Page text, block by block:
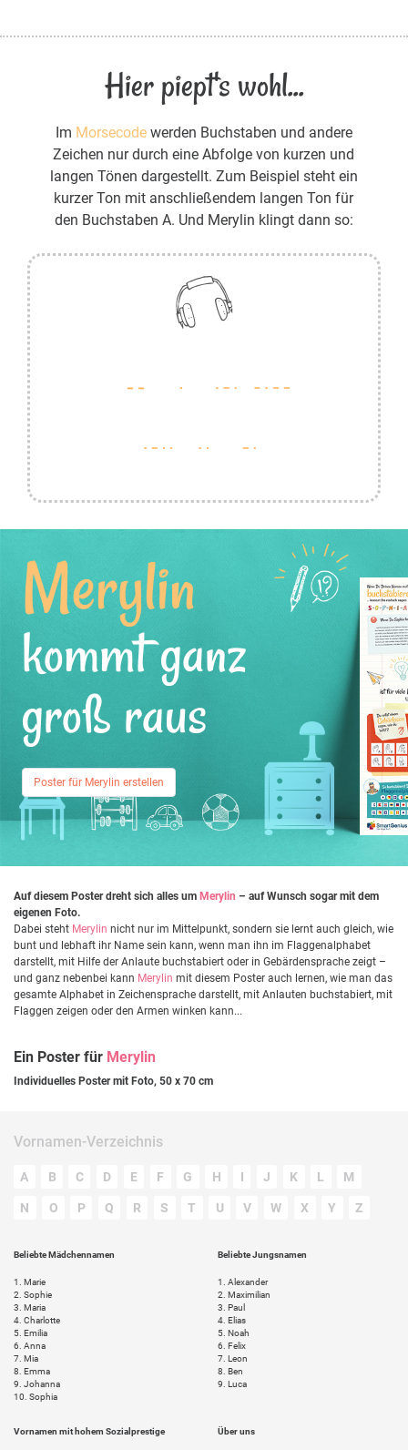
Hier piept's wohl...
Im Morsecodewerden Buchstaben und andere
Zeichen nur durch eine Abfolge von kurzen und
langen Tönen dargestellt. Zum Beispiel steht ein
kurzer Ton mit anschließendem langen Ton für
den Buchstaben A. Und Merylin klingt dann so:
Merylin
kommt ganz
groß raus
Poster für Merylin erstellen
Auf diesem Poster dreht sich alles um Merylin – auf Wunsch sogar mit dem
eigenen Foto.
Dabei steht Merylin nicht nur im Mittelpunkt, sondern sie lernt auch gleich, wie
bunt und lebhaft ihr Name sein kann, wenn man ihn im Flaggenalphabet
darstellt, mit Hilfe der Anlaute buchstabiert oder in Gebärdensprache zeigt –
und ganz nebenbei kann Merylin mit diesem Poster auch lernen, wie man das
gesamte Alphabet in Zeichensprache darstellt, mit Anlauten buchstabiert, mit
Flaggen zeigen oder den Armen winken kann...
Ein Poster für Merylin
Individuelles Poster mit Foto, 50 x 70 cm
Vornamen-Verzeichnis
A B C D E F G H I J K L M
N O P Q R S T U V W X Y Z
Beliebte Mädchennamen
1. Marie
2. Sophie
3. Maria
4. Charlotte
5. Emilia
6. Anna
7. Mia
8. Emma
9. Johanna
10. Sophia
Beliebte Jungsnamen
1. Alexander
2. Maximilian
3. Paul
4. Elias
5. Noah
6. Felix
7. Leon
8. Ben
9. Luca
Vornamen mit hohem Sozialprestige Über uns